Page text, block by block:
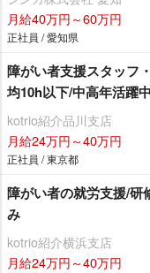
月給40万円～60万円
正社員 / 愛知県
障がい者支援スタッフ
均10h以下/中高年活躍中
kotrio紹介品川支店
月給24万円～40万円
正社員 / 東京都
障がい者の就労支援/研
み
kotrio紹介横浜支店
月給24万円～40万円